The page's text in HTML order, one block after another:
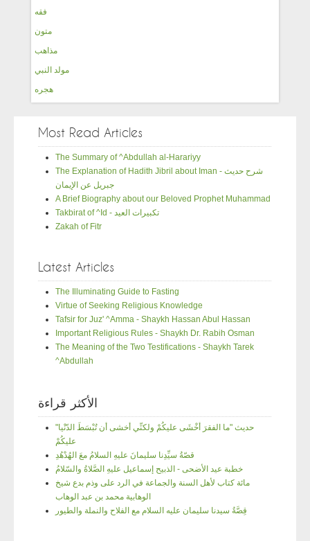
فقه
متون
مذاهب
مولد النبي
هجره
Most Read Articles
The Summary of ^Abdullah al-Harariyy
The Explanation of Hadith Jibril about Iman - شرح حديث
جبريل عن الإيمان
A Brief Biography about our Beloved Prophet Muhammad
Takbirat of ^Id - تكبيرات العيد
Zakah of Fitr
Latest Articles
The Illuminating Guide to Fasting
Virtue of Seeking Religious Knowledge
Tafsir for Juz' ^Amma - Shaykh Hassan Abul Hassan
Important Religious Rules - Shaykh Dr. Rabih Osman
The Meaning of the Two Testifications - Shaykh Tarek
^Abdullah
الأكثر قراءة
"حديث "ما الفقرَ أخْشَى عليكُمْ ولكنِّي أخشى أن تُبْسَطَ الدّنْيا
عليكُمْ
قصّةُ سيِّدِنا سليمانَ عليهِ السلامُ معَ الهُدْهُدِ
خطبة عيد الأضحى - الذبيح إسماعيل عليهِ الصَّلاةُ والسّلامُ
مائة كتاب لأهل السنة والجماعة في الرد على وذم بدع شيخ
الوهابية محمد بن عبد الوهاب
قِصَّةُ سيدنا سليمان عليه السلام مع الفلاح والنملة والطيور